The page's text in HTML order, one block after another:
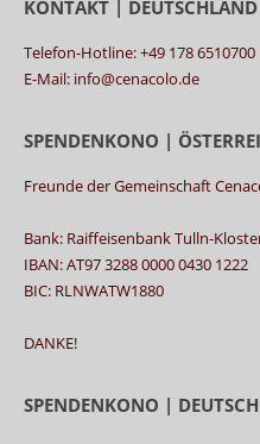
KONTAKT | DEUTSCHLAND
Telefon-Hotline: +49 178 6510700
E-Mail: info@cenacolo.de
SPENDENKONO |
Freunde der Gemeinschaft
Bank: Raiffeisenbank Tulln-
IBAN: AT97 3288 0000 0430 1222
BIC: RLNWATW1880
DANKE!
SPENDENKONO |